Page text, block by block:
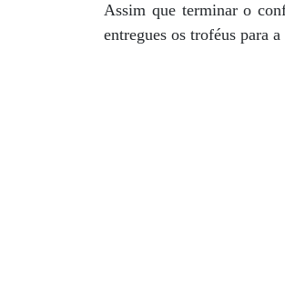
Assim que terminar o
entregues os troféus para